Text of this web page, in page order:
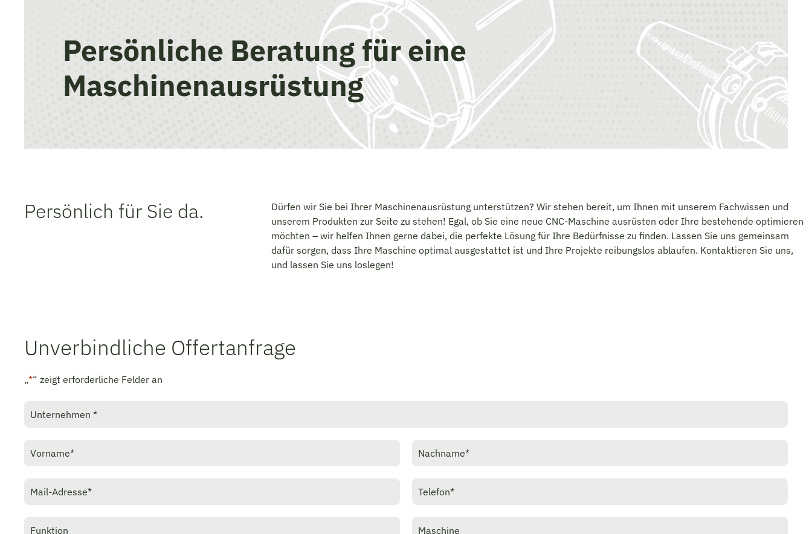
Persönliche Beratung für eine
Maschinenausrüstung
Persönlich für Sie da.
Dürfen wir Sie bei Ihrer Maschinenausrüstung unterstützen? Wir stehen bereit, um Ihnen mit unserem Fachwissen und
unserem Produkten zur Seite zu stehen! Egal, ob Sie eine neue CNC-Maschine ausrüsten oder Ihre bestehende optimieren
möchten – wir helfen Ihnen gerne dabei, die perfekte Lösung für Ihre Bedürfnisse zu finden. Lassen Sie uns gemeinsam
dafür sorgen, dass Ihre Maschine optimal ausgestattet ist und Ihre Projekte reibungslos ablaufen. Kontaktieren Sie uns,
und lassen Sie uns loslegen!
Unverbindliche Offertanfrage
„*“ zeigt erforderliche Felder an
Unternehmen
Nachname
Telefon
Funktion Maschine